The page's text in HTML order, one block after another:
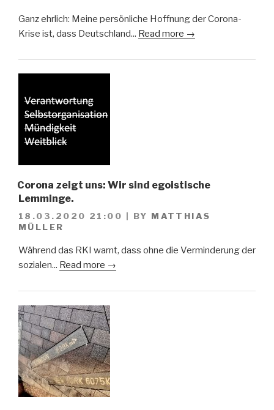
Ganz ehrlich: Meine persönliche Hoffnung der Corona-
Krise ist, dass Deutschland... Read more →
Corona zeigt uns: Wir sind egoistische
Lemminge.
18.03.2020 21:00 BY MATTHIAS
MÜLLER
Während das RKI warnt, dass ohne die Verminderung der
sozialen... Read more →